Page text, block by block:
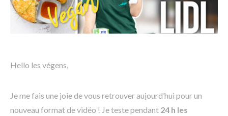
Hello les végens,
Je me fais une joie de vous retrouver aujourd’hui pour un
nouveau format de vidéo ! Je teste pendant 24 h les